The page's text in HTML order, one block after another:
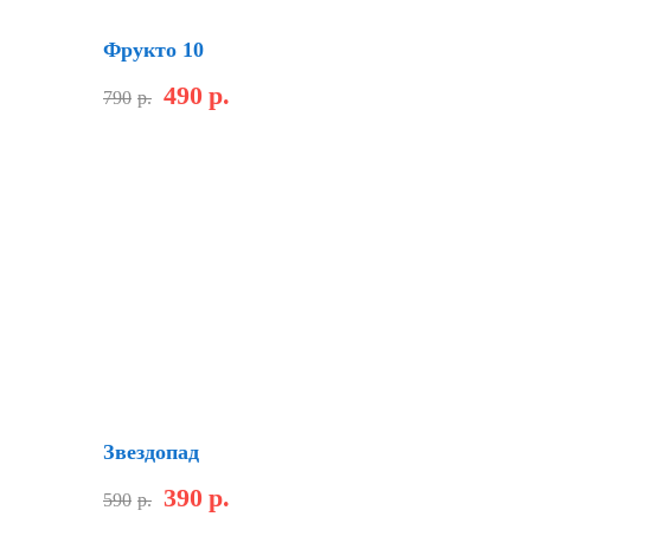
Фрукто 10
790 р. 490 р.
Звездопад
590 р. 390 р.